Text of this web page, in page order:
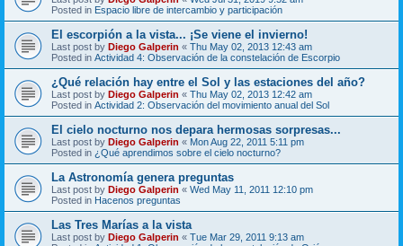
Posted in Espacio libre de intercambio y participación
El escorpión a la vista... ¡Se viene el invierno!
Last post by Diego Galperin « Thu May 02, 2013 12:43 am
Posted in Actividad 4: Observación de la constelación de Escorpio
¿Qué relación hay entre el Sol y las estaciones del año?
Last post by Diego Galperin « Thu May 02, 2013 12:42 am
Posted in Actividad 2: Observación del movimiento anual del Sol
El cielo nocturno nos depara hermosas sorpresas...
Last post by Diego Galperin « Mon Aug 22, 2011 5:11 pm
Posted in ¿Qué aprendimos sobre el cielo nocturno?
La Astronomía genera preguntas
Last post by Diego Galperin « Wed May 11, 2011 12:10 pm
Posted in Hacenos preguntas
Las Tres Marías a la vista
Last post by Diego Galperin « Tue Mar 29, 2011 9:13 am